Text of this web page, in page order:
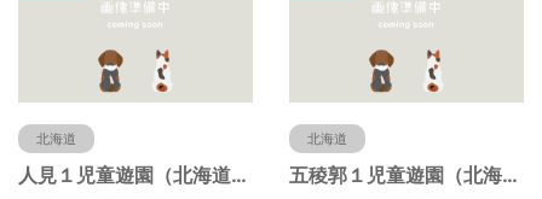
北海道
人見１児童遊園（北海道函館市）
北海道
五稜郭１児童遊園（北海道函館市）